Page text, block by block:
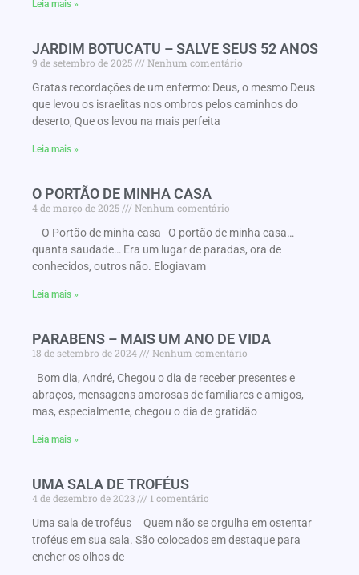
Leia mais »
JARDIM BOTUCATU – SALVE SEUS 52 ANOS
9 de setembro de 2025
Nenhum comentário
Gratas recordações de um enfermo: Deus, o mesmo Deus
que levou os israelitas nos ombros pelos caminhos do
deserto, Que os levou na mais perfeita
Leia mais »
O PORTÃO DE MINHA CASA
4 de março de 2025
Nenhum comentário
O Portão de minha casa O portão de minha casa…
quanta saudade… Era um lugar de paradas, ora de
conhecidos, outros não. Elogiavam
Leia mais »
PARABENS – MAIS UM ANO DE VIDA
18 de setembro de 2024
Nenhum comentário
Bom dia, André, Chegou o dia de receber presentes e
abraços, mensagens amorosas de familiares e amigos,
mas, especialmente, chegou o dia de gratidão
Leia mais »
UMA SALA DE TROFÉUS
4 de dezembro de 2023
1 comentário
Uma sala de troféus Quem não se orgulha em ostentar
troféus em sua sala. São colocados em destaque para
encher os olhos de